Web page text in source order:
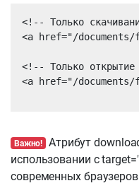
<!-- Только
<a href="/documents/
<!-- Только открытие
<a href="/
Важно!
Атрибут
использовании с
современных